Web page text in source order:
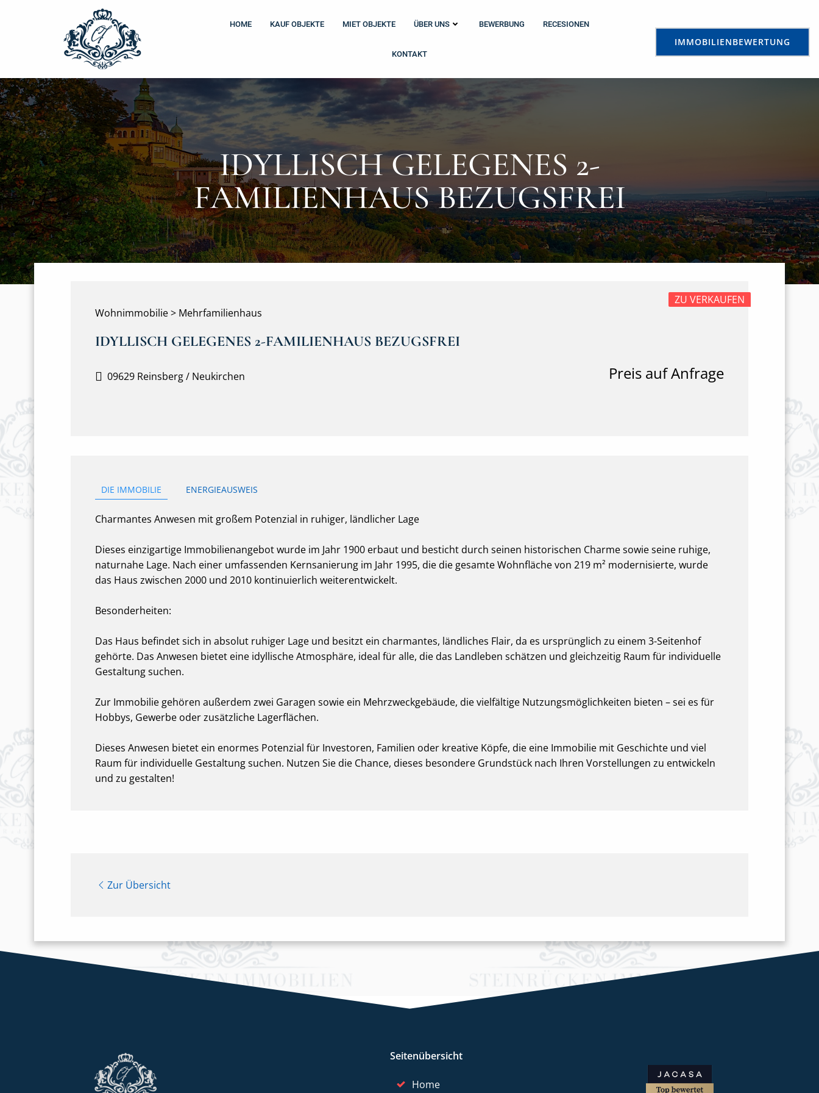
HOME KAUF OBJEKTE MIET OBJEKTE ÜBER UNS BEWERBUNG RECESIONEN
KONTAKT
IMMOBILIENBEWERTUNG
IDYLLISCH GELEGENES 2-
FAMILIENHAUS BEZUGSFREI
Wohnimmobilie > Mehrfamilienhaus
ZU VERKAUFEN
IDYLLISCH GELEGENES 2-FAMILIENHAUS BEZUGSFREI
09629 Reinsberg / Neukirchen Preis auf Anfrage
DIE IMMOBILIE ENERGIEAUSWEIS
Charmantes Anwesen mit großem Potenzial in ruhiger, ländlicher Lage
Dieses einzigartige Immobilienangebot wurde im Jahr 1900 erbaut und besticht durch seinen historischen Charme sowie seine ruhige,
naturnahe Lage. Nach einer umfassenden Kernsanierung im Jahr 1995, die die gesamte Wohnfläche von 219 m² modernisierte, wurde
das Haus zwischen 2000 und 2010 kontinuierlich weiterentwickelt.
Besonderheiten:
Das Haus befindet sich in absolut ruhiger Lage und besitzt ein charmantes, ländliches Flair, da es ursprünglich zu einem 3-Seitenhof
gehörte. Das Anwesen bietet eine idyllische Atmosphäre, ideal für alle, die das Landleben schätzen und gleichzeitig Raum für individuelle
Gestaltung suchen.
Zur Immobilie gehören außerdem zwei Garagen sowie ein Mehrzweckgebäude, die vielfältige Nutzungsmöglichkeiten bieten – sei es für
Hobbys, Gewerbe oder zusätzliche Lagerflächen.
Dieses Anwesen bietet ein enormes Potenzial für Investoren, Familien oder kreative Köpfe, die eine Immobilie mit Geschichte und viel
Raum für individuelle Gestaltung suchen. Nutzen Sie die Chance, dieses besondere Grundstück nach Ihren Vorstellungen zu entwickeln
und zu gestalten!
Zur Übersicht
Seitenübersicht
Home